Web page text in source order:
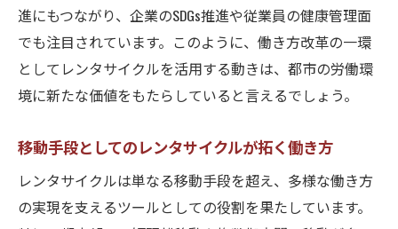
進にもつながり、企業のSDGs推進や従業員の健康管理面
でも注目されています。このように、働き方改革の一環
としてレンタサイクルを活用する動きは、都市の労働環
境に新たな価値をもたらしていると言えるでしょう。
移動手段としてのレンタサイクルが拓く働き方
レンタサイクルは単なる移動手段を超え、多様な働き方
の実現を支えるツールとしての役割を果たしています。